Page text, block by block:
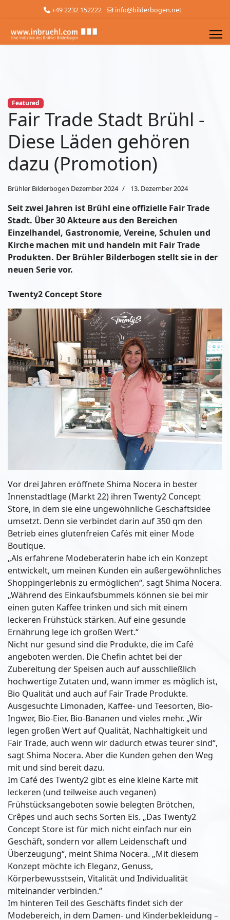
+49 2232 152222 info@bilderbogen.net
Featured
Fair Trade Stadt Brühl -
Diese Läden gehören
dazu (Promotion)
Brühler Bilderbogen Dezember 2024 13. Dezember 2024
Seit zwei Jahren ist Brühl eine offizielle Fair Trade
Stadt. Über 30 Akteure aus den Bereichen
Einzelhandel, Gastronomie, Vereine, Schulen und
Kirche machen mit und handeln mit Fair Trade
Produkten. Der Brühler Bilderbogen stellt sie in der
neuen Serie vor.
Twenty2 Concept Store
Vor drei Jahren eröffnete Shima Nocera in bester
Innenstadtlage (Markt 22) ihren Twenty2 Concept
Store, in dem sie eine ungewöhnliche Geschäftsidee
umsetzt. Denn sie verbindet darin auf 350 qm den
Betrieb eines glutenfreien Cafés mit einer Mode
Boutique.
„Als erfahrene Modeberaterin habe ich ein Konzept
entwickelt, um meinen Kunden ein außergewöhnliches
Shoppingerlebnis zu ermöglichen“, sagt Shima Nocera.
„Während des Einkaufsbummels können sie bei mir
einen guten Kaffee trinken und sich mit einem
leckeren Frühstück stärken. Auf eine gesunde
Ernährung lege ich großen Wert.“
Nicht nur gesund sind die Produkte, die im Café
angeboten werden. Die Chefin achtet bei der
Zubereitung der Speisen auch auf ausschließlich
hochwertige Zutaten und, wann immer es möglich ist,
Bio Qualität und auch auf Fair Trade Produkte.
Ausgesuchte Limonaden, Kaffee- und Teesorten, Bio-
Ingwer, Bio-Eier, Bio-Bananen und vieles mehr. „Wir
legen großen Wert auf Qualität, Nachhaltigkeit und
Fair Trade, auch wenn wir dadurch etwas teurer sind“,
sagt Shima Nocera. Aber die Kunden gehen den Weg
mit und sind bereit dazu.
Im Café des Twenty2 gibt es eine kleine Karte mit
leckeren (und teilweise auch veganen)
Frühstücksangeboten sowie belegten Brötchen,
Crêpes und auch sechs Sorten Eis. „Das Twenty2
Concept Store ist für mich nicht einfach nur ein
Geschäft, sondern vor allem Leidenschaft und
Überzeugung“, meint Shima Nocera. „Mit diesem
Konzept möchte ich Eleganz, Genuss,
Körperbewusstsein, Vitalität und Individualität
miteinander verbinden.“
Im hinteren Teil des Geschäfts findet sich der
Modebereich, in dem Damen- und Kinderbekleidung –